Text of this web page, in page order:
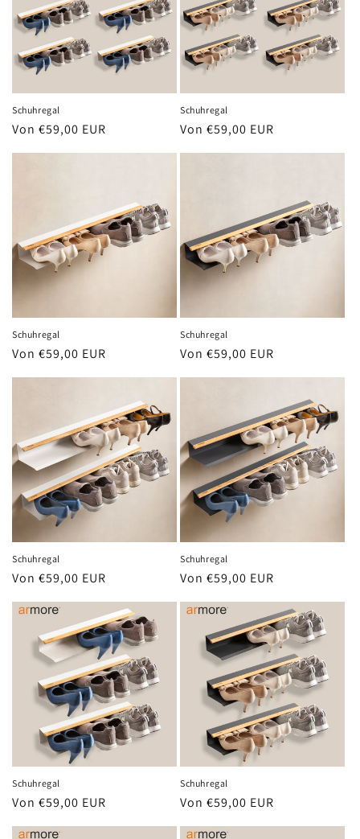
Schuhregal
Normaler
Von €59,00 EUR
Schuhregal
Normaler
Von €59,00 EUR
Schuhregal
Normaler
Von €59,00 EUR
Schuhregal
Normaler
Von €59,00 EUR
Schuhregal
Normaler
Von €59,00 EUR
Schuhregal
Normaler
Von €59,00 EUR
Schuhregal
Normaler
Von €59,00 EUR
Schuhregal
Normaler
Von €59,00 EUR